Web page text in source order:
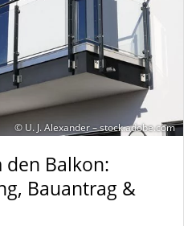
© U. J. Alexander – stock.adobe.com
den Balkon:
Bauantrag &